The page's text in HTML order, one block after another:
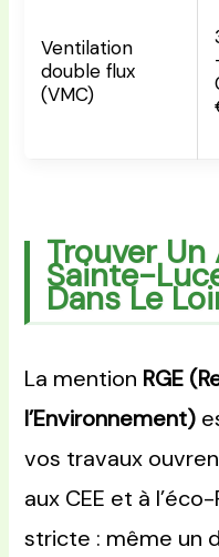
Ventilation
double flux
(VMC)
Trouver Un
Sainte-
Dans Le
La mention RGE
l’Environnement)
vos travaux
aux CEE et à
stricte : même un